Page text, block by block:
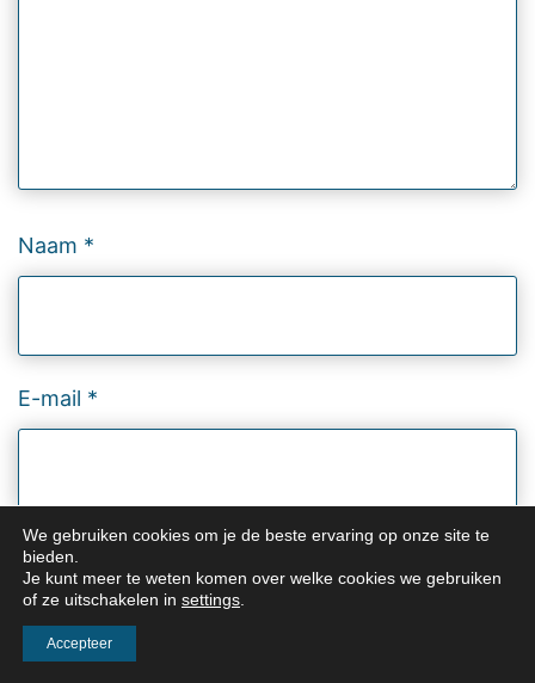
Naam *
E-mail *
Site
We gebruiken cookies om je de beste ervaring op onze site te
bieden.
Je kunt meer te weten komen over welke cookies we gebruiken
of ze uitschakelen in settings
Accepteer